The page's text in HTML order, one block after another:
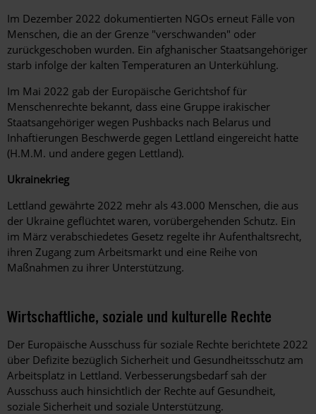
Im Dezember 2022 dokumentierten NGOs erneut Fälle von
Menschen, die an der Grenze "verschwanden" oder
zurückgeschoben wurden. Ein afghanischer Staatsangehöriger
starb infolge der kalten Temperaturen an Unterkühlung.
Im Mai 2022 gab der Europäische Gerichtshof für
Menschenrechte bekannt, dass eine Gruppe irakischer
Staatsangehöriger wegen Pushbacks nach Belarus und
Inhaftierungen Beschwerde gegen Lettland eingereicht hatte
(H.M.M. und andere gegen Lettland).
Ukrainekrieg
Lettland gewährte 2022 mehr als 43.000 Menschen, die aus
der Ukraine geflüchtet waren, vorübergehenden Schutz. Ein
im März verabschiedetes Gesetz regelte ihr Aufenthaltsrecht,
ihren Zugang zum Arbeitsmarkt und eine Reihe von
Maßnahmen zu ihrer Unterstützung.
Wirtschaftliche, soziale und kulturelle Rechte
Der Europäische Ausschuss für soziale Rechte berichtete 2022
über Defizite bezüglich Sicherheit und Gesundheitsschutz am
Arbeitsplatz in Lettland. Verbesserungsbedarf sah der
Ausschuss auch hinsichtlich der Rechte auf Gesundheit,
soziale Sicherheit und soziale Unterstützung.